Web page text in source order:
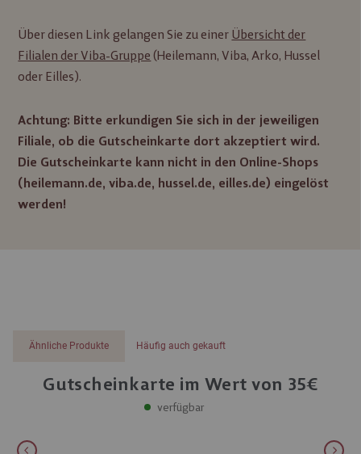
Über diesen Link gelangen Sie zu einer Übersicht der
Filialen der Viba-Gruppe (Heilemann, Viba, Arko, Hussel
oder Eilles).
Achtung: Bitte erkundigen Sie sich in der jeweiligen
Filiale, ob die Gutscheinkarte dort akzeptiert wird.
Die Gutscheinkarte kann nicht in den Online-Shops
(heilemann.de, viba.de, hussel.de, eilles.de) eingelöst
werden!
Ähnliche Produkte Häufig auch gekauft
Einlösbar in
Filialen und Erlebniswelten
Gutscheinkarte im Wert von 35€
verfügbar